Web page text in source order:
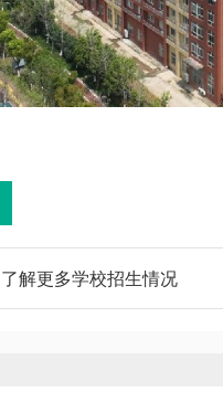
了解更多学校招生情况